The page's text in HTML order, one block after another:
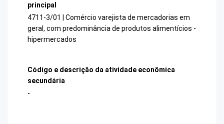
principal
4711-3/01 | Comércio varejista de mercadorias em
geral, com predominância de produtos alimentícios -
hipermercados
Código e descrição da atividade econômica
secundária
-